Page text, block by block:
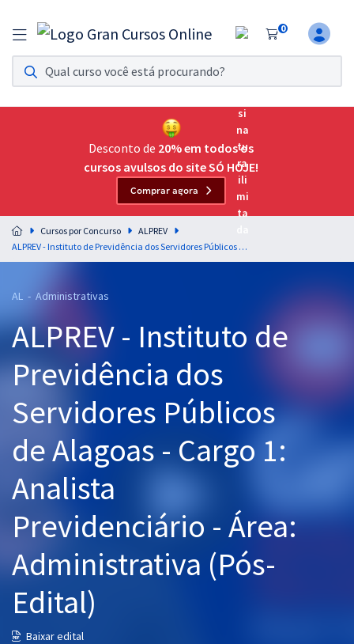
0
Assinatura Ilimitada 11
Acesso a todos os cursos. Teste grátis por 7 dias!
Assinatura OAB Até Passar
Acesso ilimitado a toda preparação para o Exame da
Residências Multiprofissionais
Preparação completa e intensiva para as principais
residências em saúde do Brasil
Cursos 20% OFF
Pós
Graduação
OAB
Mentorias
Questões grátis
Aprovados
Desconto de 20% em todos os
cursos avulsos do site SÓ HOJE!
Comprar agora
Cursos por Concurso
ALPREV
ALPREV - Instituto de Previdência dos Servidores Públicos de Alagoas - Cargo 1: Analista Previdenciário - Área: Administrativa (Pós-Edital)
AL - Administrativas
ALPREV - Instituto de
Previdência dos
Servidores Públicos
de Alagoas - Cargo 1:
Analista
Previdenciário - Área:
Administrativa (Pós-
Edital)
Baixar edital